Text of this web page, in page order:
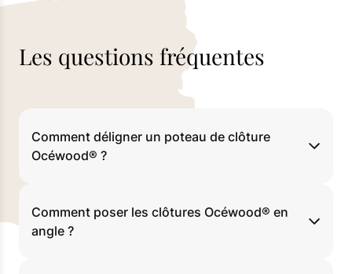
Les questions fréquentes
Comment déligner un poteau de clôture
Océwood® ?
Comment poser les clôtures Océwood® en
angle ?